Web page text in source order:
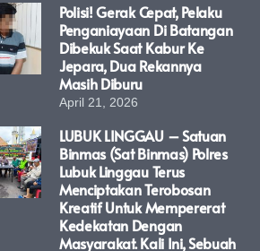
Polisi! Gerak Cepat, Pelaku
Penganiayaan Di Batangan
Dibekuk Saat Kabur Ke
Jepara, Dua Rekannya
Masih Diburu
April 21, 2026
LUBUK LINGGAU – Satuan
Binmas (Sat Binmas) Polres
Lubuk Linggau Terus
Menciptakan Terobosan
Kreatif Untuk Mempererat
Kedekatan Dengan
Masyarakat. Kali Ini, Sebuah